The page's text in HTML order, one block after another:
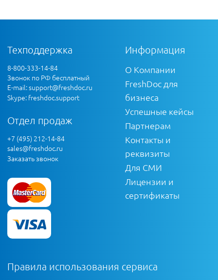
Техподдержка
8-800-333-14-84
Звонок по РФ бесплатный
E-mail:support@freshdoc.ru
Skype: freshdoc.support
Отдел продаж
+7 (495) 212-14-84
sales@freshdoc.ru
Заказать звонок
Информация
О Компании
FreshDoc для
бизнеса
Успешные кейсы
Партнерам
Контакты и
реквизиты
Для СМИ
Лицензии и
сертификаты
Правила использования сервиса